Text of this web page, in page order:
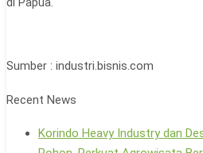
Sumber : industri.bisnis.com
Recent News
Korindo Heavy Industry dan